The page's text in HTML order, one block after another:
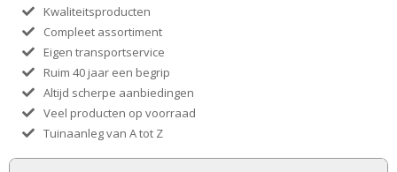
Kwaliteitsproducten
Compleet assortiment
Eigen transportservice
Ruim 40 jaar een begrip
Altijd scherpe aanbiedingen
Veel producten op voorraad
Tuinaanleg van A tot Z